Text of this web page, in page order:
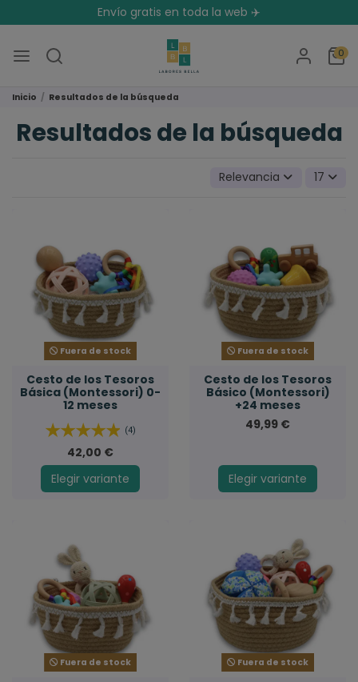
Envío gratis en toda la web ✈️
0
Inicio Resultados de la búsqueda
Resultados de la búsqueda
Relevancia 17
Fuera de stock
Cesto de los Tesoros
Básica (Montessori) 0-
12 meses
(4)
42,00 €
Elegir variante
Fuera de stock
Cesto de los Tesoros
Básico (Montessori)
+24 meses
49,99 €
Elegir variante
Fuera de stock Fuera de stock